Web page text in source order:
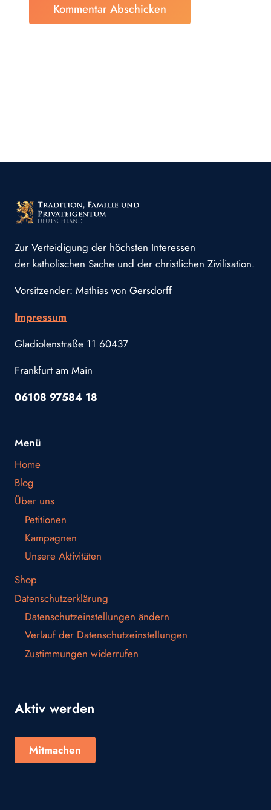
Zur Verteidigung der höchsten Interessen
der katholischen Sache und der christlichen Zivilisation.
Vorsitzender: Mathias von Gersdorff
Impressum
Gladiolenstraße 11 60437
Frankfurt am Main
06108 97584 18
Menü
Home
Blog
Über uns
Petitionen
Kampagnen
Unsere Aktivitäten
Shop
Datenschutzerklärung
Datenschutzeinstellungen ändern
Verlauf der Datenschutzeinstellungen
Zustimmungen widerrufen
Aktiv werden
Mitmachen